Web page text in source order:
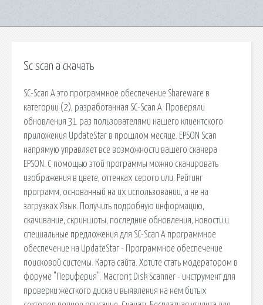
Sc scan a скачать
SC-Scan A это программное обеспечение Shareware в
категории (2), разработанная SC-Scan A. Проверяли
обновления 31 раз пользователями нашего клиентского
приложения UpdateStar в прошлом месяце. EPSON Scan
напрямую управляет все возможности вашего сканера
EPSON. С помощью этой программы можно сканировать
изображения в цвете, оттенках серого или. Рейтинг
программ, основанный на их использовании, а не на
загрузках Язык. Получить подробную информацию,
скачивание, скриншоты, последние обновления, новости и
специальные предложения для SC-Scan A программное
обеспечение на UpdateStar - Программное обеспечение
поисковой системы. Карта сайта. Хотите стать модератором в
форуме "Периферия". Macrorit Disk Scanner - инструмент для
проверки жесткого диска и выявления на нем битых